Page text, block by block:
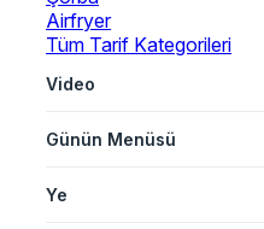
Airfryer
Tüm Tarif Kategorileri
Video
Günün Menüsü
Ye